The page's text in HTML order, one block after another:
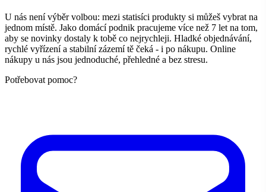
U nás není výběr volbou: mezi statisíci produkty si můžeš vybrat na
jednom místě. Jako domácí podnik pracujeme více než 7 let na tom,
aby se novinky dostaly k tobě co nejrychleji. Hladké objednávání,
rychlé vyřízení a stabilní zázemí tě čeká - i po nákupu. Online
nákupy u nás jsou jednoduché, přehledné a bez stresu.
Potřebovat pomoc?